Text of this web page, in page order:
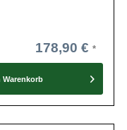
178,90 €
Warenkorb